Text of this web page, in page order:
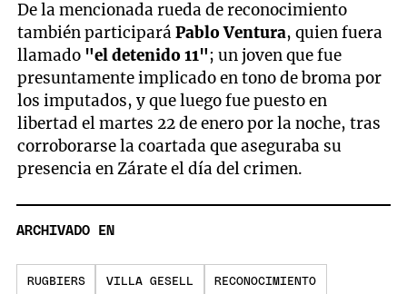
De la mencionada rueda de reconocimiento
también participaráPablo Ventura, quien fuera
llamado "el detenido 11"; un joven que fue
presuntamente implicado en tono de broma por
los imputados, y que luego fue puesto en
libertad el martes 22 de enero por la noche, tras
corroborarse la coartada que aseguraba su
presencia en Zárate el día del crimen.
ARCHIVADO EN
RUGBIERS VILLA GESELL RECONOCIMIENTO